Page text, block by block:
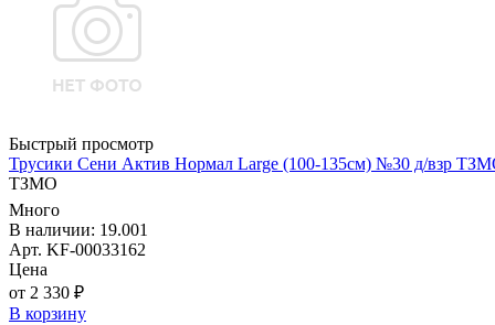
Быстрый просмотр
Трусики Сени Актив Нормал Large (100-135см) №30 д/взр
ТЗМО
Много
В наличии: 19.001
Арт. KF-00033162
Цена
от 2 330 ₽
В корзину